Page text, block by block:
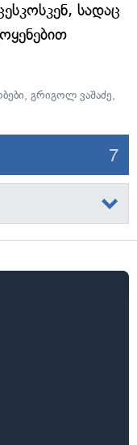
სადაც
, გრიგოლ ვაშაძე,
7